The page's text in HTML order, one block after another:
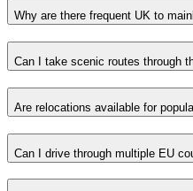
Why are there frequent UK to
Can I take scenic routes through
Are relocations available for
Can I drive through multiple EU